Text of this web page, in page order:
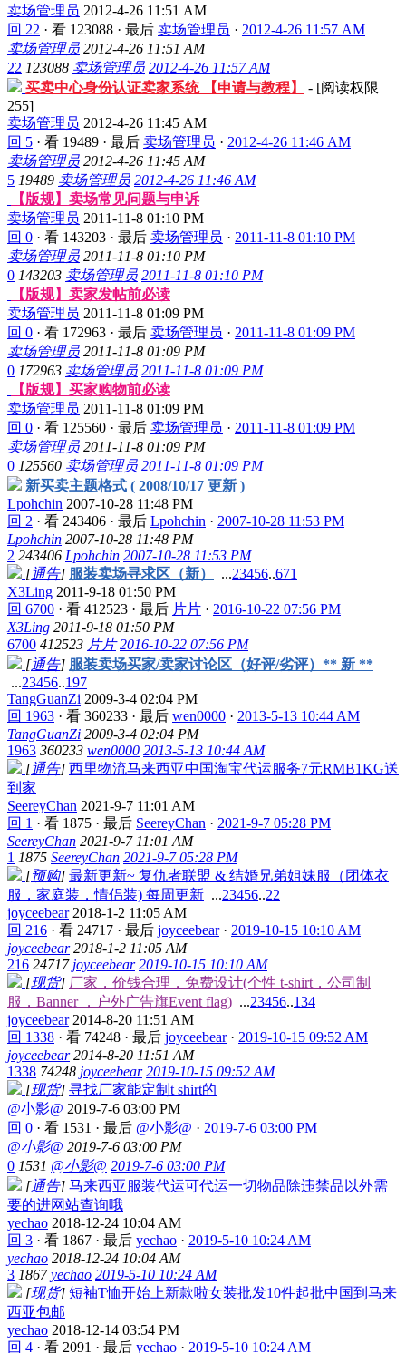
卖场管理员 2012-4-26 11:51 AM
回 22 · 看 123088 · 最后 卖场管理员 · 2012-4-26 11:57 AM
卖场管理员 2012-4-26 11:51 AM
22 123088 卖场管理员 2012-4-26 11:57 AM
买卖中心身份认证卖家系统 【申请与教程】
- [阅读权限
255]
卖场管理员 2012-4-26 11:45 AM
回 5 · 看 19489 · 最后 卖场管理员 · 2012-4-26 11:46 AM
卖场管理员 2012-4-26 11:45 AM
5 19489 卖场管理员 2012-4-26 11:46 AM
【版规】卖场常见问题与申诉
卖场管理员 2011-11-8 01:10 PM
回 0 · 看 143203 · 最后 卖场管理员 · 2011-11-8 01:10 PM
卖场管理员 2011-11-8 01:10 PM
0 143203 卖场管理员 2011-11-8 01:10 PM
【版规】卖家发帖前必读
卖场管理员 2011-11-8 01:09 PM
回 0 · 看 172963 · 最后 卖场管理员 · 2011-11-8 01:09 PM
卖场管理员 2011-11-8 01:09 PM
0 172963 卖场管理员 2011-11-8 01:09 PM
【版规】买家购物前必读
卖场管理员 2011-11-8 01:09 PM
回 0 · 看 125560 · 最后 卖场管理员 · 2011-11-8 01:09 PM
卖场管理员 2011-11-8 01:09 PM
0 125560 卖场管理员 2011-11-8 01:09 PM
新买卖主题格式 ( 2008/10/17 更新 )
Lpohchin 2007-10-28 11:48 PM
回 2 · 看 243406 · 最后 Lpohchin · 2007-10-28 11:53 PM
Lpohchin 2007-10-28 11:48 PM
2 243406 Lpohchin 2007-10-28 11:53 PM
[通告] 服装卖场寻求区（新） ...23456..671
X3Ling 2011-9-18 01:50 PM
回 6700 · 看 412523 · 最后 片片 · 2016-10-22 07:56 PM
X3Ling 2011-9-18 01:50 PM
6700 412523 片片 2016-10-22 07:56 PM
[通告] 服装卖场买家/卖家讨论区（好评/劣评）** 新 **
...23456..197
TangGuanZi 2009-3-4 02:04 PM
回 1963 · 看 360233 · 最后 wen0000 · 2013-5-13 10:44 AM
TangGuanZi 2009-3-4 02:04 PM
1963 360233 wen0000 2013-5-13 10:44 AM
[通告] 西里物流马来西亚中国淘宝代运服务7元RMB1KG送
到家
SeereyChan 2021-9-7 11:01 AM
回 1 · 看 1875 · 最后 SeereyChan · 2021-9-7 05:28 PM
SeereyChan 2021-9-7 11:01 AM
1 1875 SeereyChan 2021-9-7 05:28 PM
[预购] 最新更新~ 复仇者联盟 & 结婚兄弟姐妹服（团体衣
服，家庭装，情侣装) 每周更新 ...23456..22
joyceebear 2018-1-2 11:05 AM
回 216 · 看 24717 · 最后 joyceebear· 2019-10-15 10:10 AM
joyceebear 2018-1-2 11:05 AM
216 24717 joyceebear 2019-10-15 10:10 AM
[现货] 厂家，价钱合理，免费设计(个性 t-shirt，公司制
服，Banner ，户外广告旗Event flag) ...23456..134
joyceebear 2014-8-20 11:51 AM
回 1338 · 看 74248 · 最后 joyceebear· 2019-10-15 09:52 AM
joyceebear 2014-8-20 11:51 AM
1338 74248 joyceebear 2019-10-15 09:52 AM
[现货] 寻找厂家能定制t shirt的
@小影@ 2019-7-6 03:00 PM
回 0 · 看 1531 · 最后 @小影@ · 2019-7-6 03:00 PM
@小影@ 2019-7-6 03:00 PM
0 1531 @小影@ 2019-7-6 03:00 PM
[通告] 马来西亚服装代运可代运一切物品除违禁品以外需
要的进网站查询哦
yechao 2018-12-24 10:04 AM
回 3 · 看 1867 · 最后 yechao · 2019-5-10 10:24 AM
yechao 2018-12-24 10:04 AM
3 1867 yechao 2019-5-10 10:24 AM
[现货] 短袖T恤开始上新款啦女装批发10件起批中国到马来
西亚包邮
yechao 2018-12-14 03:54 PM
回 4 · 看 2091 · 最后 yechao · 2019-5-10 10:24 AM